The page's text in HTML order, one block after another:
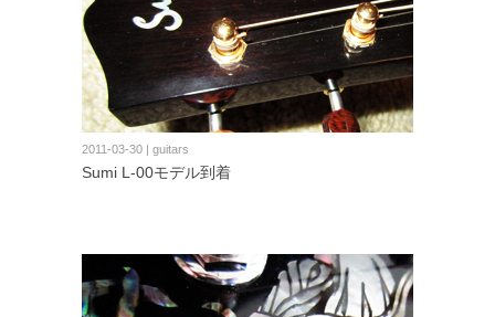
2011-03-30 | guitars
Sumi L-00モデル到着